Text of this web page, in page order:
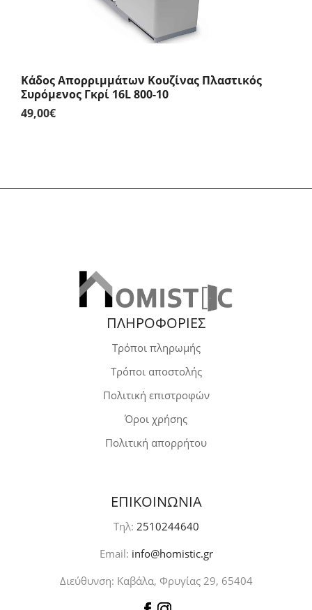
Κάδος Απορριμμάτων Κουζίνας Πλαστικός
Συρόμενος Γκρί 16L 800-10
49,00€
ΠΛΗΡΟΦΟΡΙΕΣ
Τρόποι πληρωμής
Τρόποι αποστολής
Πολιτική επιστροφών
Όροι χρήσης
Πολιτική απορρήτου
ΕΠΙΚΟΙΝΩΝΙΑ
Τηλ: 2510244640
Email: info@homistic.gr
Διεύθυνση: Καβάλα, Φρυγίας 29, 65404